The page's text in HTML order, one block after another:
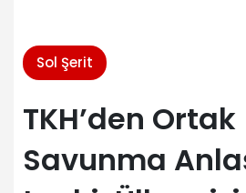
Sol Şerit
TKH’den Ortak
Savunma